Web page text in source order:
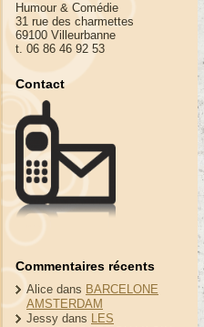
Humour & Comédie
31 rue des charmettes
69100 Villeurbanne
t. 06 86 46 92 53
Contact
Commentaires récents
Alice dans BARCELONE
AMSTERDAM
Jessy dans LES